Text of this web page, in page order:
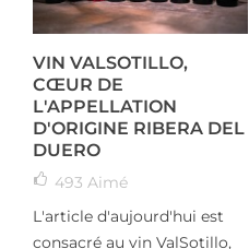
VIN VALSOTILLO,
CŒUR DE
L'APPELLATION
D'ORIGINE RIBERA DEL
DUERO
493 Aimé
L'article d'aujourd'hui est
consacré au vin ValSotillo,